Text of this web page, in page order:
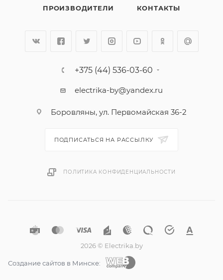
ПРОИЗВОДИТЕЛИ КОНТАКТЫ
+375 (44) 536-03-60
electrika-by@yandex.ru
Боровляны, ул. Первомайская 36-2
ПОДПИСАТЬСЯ НА РАССЫЛКУ
ПОЛИТИКА КОНФИДЕНЦИАЛЬНОСТИ
2026 © Electrika.by
Создание сайтов в Минске: